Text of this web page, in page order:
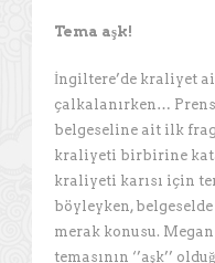
Tema aşk!
İngiltere’de kraliyet
çalkalanırken…
belgeseline ait ilk
kraliyeti birbirine
kraliyeti karısı için
böyleyken,
merak konusu.
temasının ‘’aşk’’